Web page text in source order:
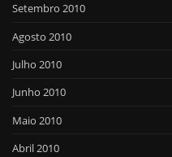
Setembro 2010
Agosto 2010
Julho 2010
Junho 2010
Maio 2010
Abril 2010